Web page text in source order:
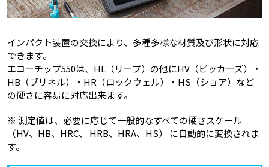
インパクト装置の交換により、多種多様な材質及び形状に対応
できます。
エコーチップ550は、HL（リープ）の他にHV（ビッカーズ）・
HB（ブリネル）・HR（ロックウェル）・HS（ショア）など
の硬さに容易に対応出来ます。
※ 測定値は、必要に応じて一般的なすべての硬さスケール
（HV、HB、HRC、 HRB、HRA、HS） に自動的に変換されま
す。